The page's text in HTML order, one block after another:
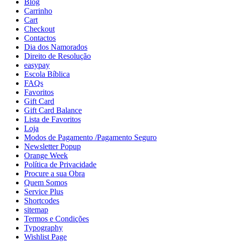
Blog
Carrinho
Cart
Checkout
Contactos
Dia dos Namorados
Direito de Resolução
easypay
Escola Bíblica
FAQs
Favoritos
Gift Card
Gift Card Balance
Lista de Favoritos
Loja
Modos de Pagamento /Pagamento Seguro
Newsletter Popup
Orange Week
Política de Privacidade
Procure a sua Obra
Quem Somos
Service Plus
Shortcodes
sitemap
Termos e Condições
Typography
Wishlist Page